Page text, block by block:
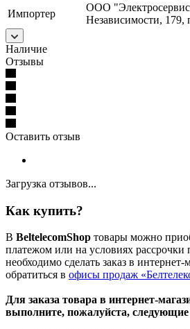
Импортер
ООО
Независимости, 179,
Наличие
Отзывы
Оставить отзыв
Загрузка отзывов...
Как купить?
В BeltelecomShop товары можно
платежом или на условиях рассрочки
необходимо сделать заказ в интернет-
обратиться в офисы продаж
Для заказа товара в интернет-
выполните, пожалуйста, следующие